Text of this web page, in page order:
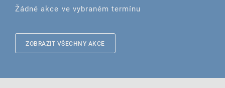
Žádné akce ve vybraném termínu
ZOBRAZIT VŠECHNY AKCE